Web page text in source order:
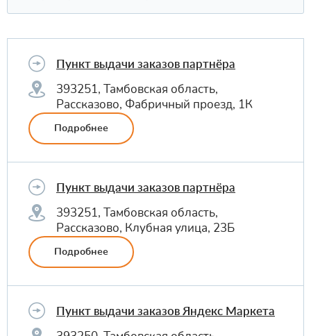
Пункт выдачи заказов партнёра
393251, Тамбовская область,
Рассказово, Фабричный проезд, 1К
Подробнее
Пункт выдачи заказов партнёра
393251, Тамбовская область,
Рассказово, Клубная улица, 23Б
Подробнее
Пункт выдачи заказов Яндекс Маркета